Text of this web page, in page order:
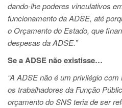
dando-lhe poderes vinculativos
funcionamento da ADSE, até
o Orçamento do Estado, que
despesas da ADSE.”
Se a ADSE não existisse…
“A ADSE não é um privilégio
os trabalhadores da Função
orçamento do SNS teria de ser